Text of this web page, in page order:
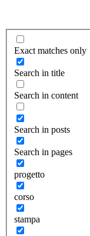
Exact matches only
Search in title
Search in content
Search in posts
Search in pages
progetto
corso
stampa